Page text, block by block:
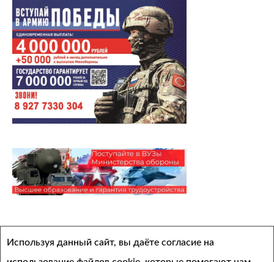
Архивы
Выберите месяц
Используя данный сайт, вы даёте согласие на